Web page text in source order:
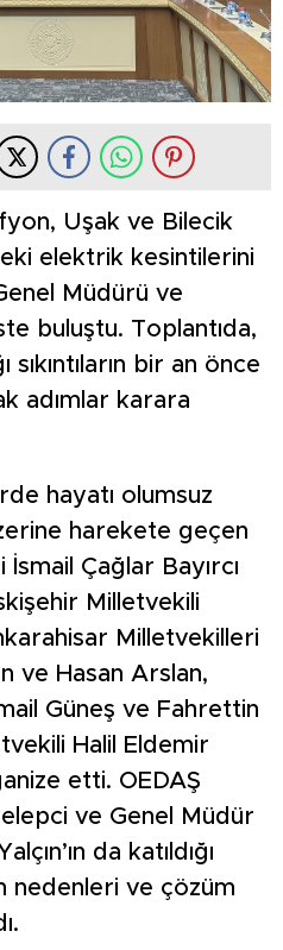
Uşak ve Bilecik
elektrik kesintilerini
Müdürü ve
buluştu. Toplantıda,
sıkıntıların bir an önce
adımlar karara
hayatı olumsuz
harekete geçen
Çağlar Bayırcı
Milletvekili
Milletvekilleri
ve Hasan Arslan,
Güneş ve Fahrettin
Halil Eldemir
etti. OEDAŞ
ve Genel Müdür
da katıldığı
nedenleri ve çözüm